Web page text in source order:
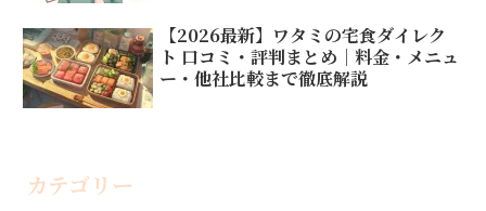
【2026最新】ワタミの宅食ダイレク
ト 口コミ・評判まとめ｜料金・メニュ
ー・他社比較まで徹底解説
カテゴリー